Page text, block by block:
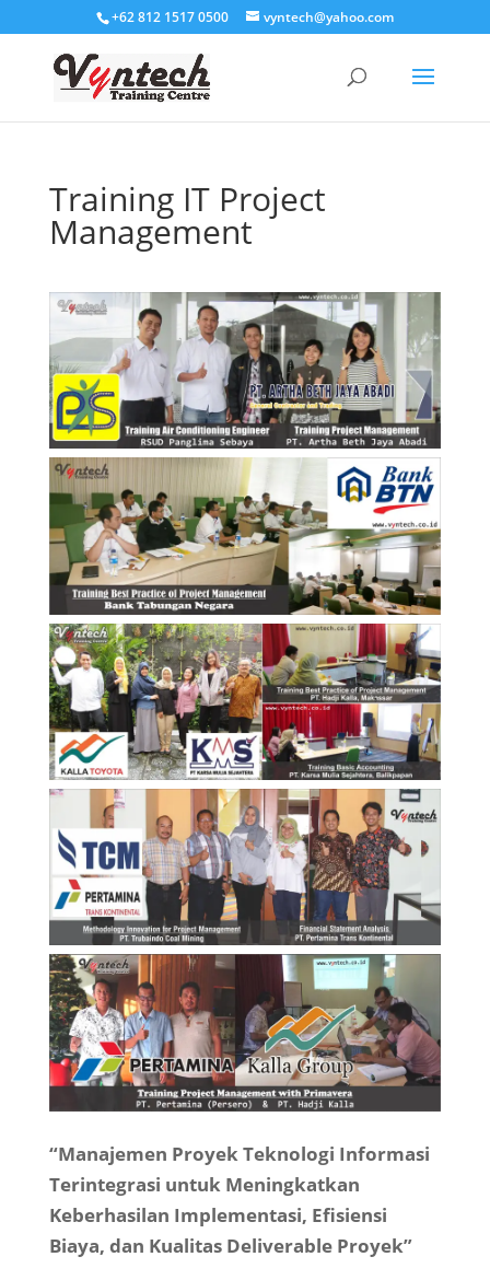
+62 812 1517 0500 vyntech@yahoo.com
Training IT Project
Management
“Manajemen Proyek Teknologi Informasi
Terintegrasi untuk Meningkatkan
Keberhasilan Implementasi, Efisiensi
Biaya, dan Kualitas Deliverable Proyek”